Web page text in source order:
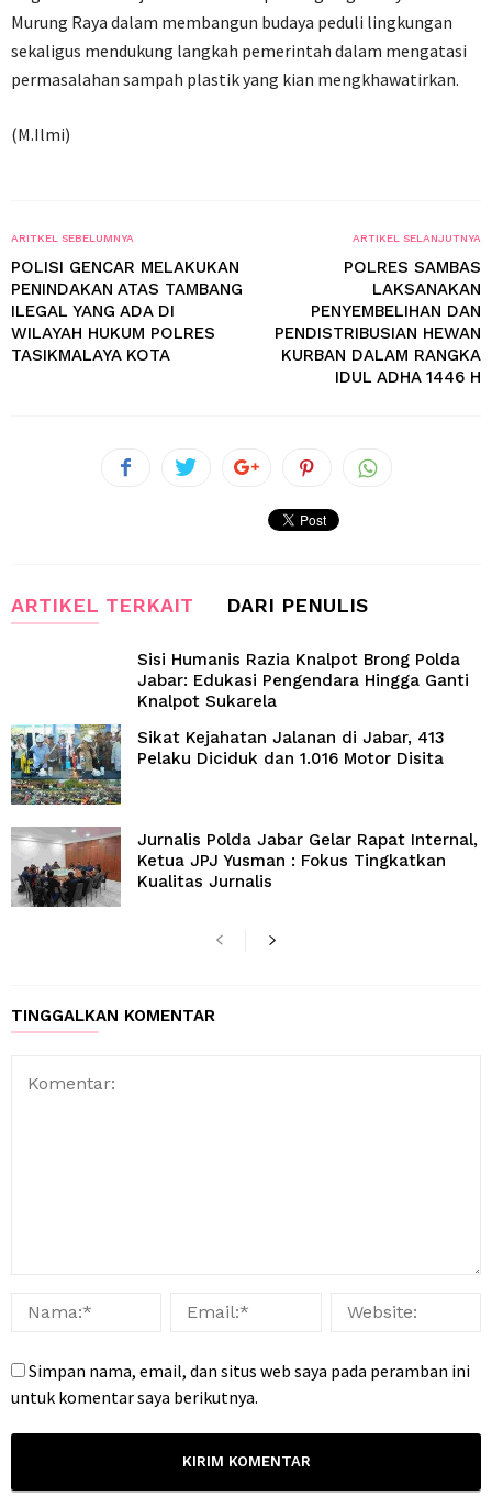
Murung Raya dalam membangun budaya peduli lingkungan
sekaligus mendukung langkah pemerintah dalam mengatasi
permasalahan sampah plastik yang kian mengkhawatirkan.
(M.Ilmi)
ARITKEL SEBELUMNYA
POLISI GENCAR MELAKUKAN
PENINDAKAN ATAS TAMBANG
ILEGAL YANG ADA DI
WILAYAH HUKUM POLRES
TASIKMALAYA KOTA
ARTIKEL SELANJUTNYA
POLRES SAMBAS
LAKSANAKAN
PENYEMBELIHAN DAN
PENDISTRIBUSIAN HEWAN
KURBAN DALAM RANGKA
IDUL ADHA 1446 H
ARTIKEL TERKAIT DARI PENULIS
Sisi Humanis Razia Knalpot Brong Polda
Jabar: Edukasi Pengendara Hingga Ganti
Knalpot Sukarela
Sikat Kejahatan Jalanan di Jabar, 413
Pelaku Diciduk dan 1.016 Motor Disita
Jurnalis Polda Jabar Gelar Rapat Internal,
Ketua JPJ Yusman : Fokus Tingkatkan
Kualitas Jurnalis
TINGGALKAN KOMENTAR
Simpan nama, email, dan situs web saya pada peramban ini
untuk komentar saya berikutnya.